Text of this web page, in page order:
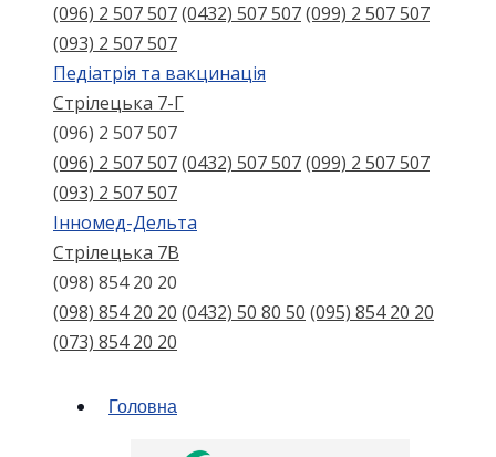
(096) 2 507 507(0432) 507 507(099) 2 507 507
(093) 2 507 507
Педіатрія та вакцинація
Стрілецька 7-Г
(096) 2 507 507
(096) 2 507 507(0432) 507 507(099) 2 507 507
(093) 2 507 507
Інномед-Дельта
Стрілецька 7В
(098) 854 20 20
(098) 854 20 20 (0432) 50 80 50 (095) 854 20 20
(073) 854 20 20
Головна